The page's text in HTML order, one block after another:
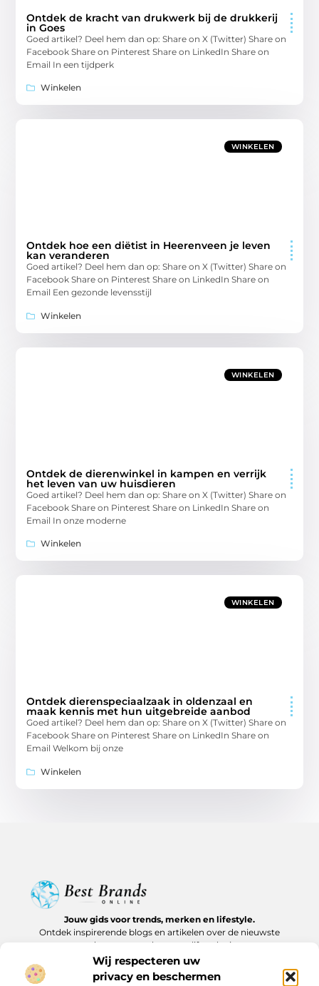
Wij respecteren uw
privacy en beschermen
Ontdek de kracht van drukwerk bij de drukkerij
in Goes
Goed artikel? Deel hem dan op: Share on X (Twitter) Share on
Facebook Share on Pinterest Share on LinkedIn Share on
Email In een tijdperk
Winkelen
WINKELEN
Ontdek hoe een diëtist in Heerenveen je leven
kan veranderen
Goed artikel? Deel hem dan op: Share on X (Twitter) Share on
Facebook Share on Pinterest Share on LinkedIn Share on
Email Een gezonde levensstijl
Winkelen
WINKELEN
Ontdek de dierenwinkel in kampen en verrijk
het leven van uw huisdieren
Goed artikel? Deel hem dan op: Share on X (Twitter) Share on
Facebook Share on Pinterest Share on LinkedIn Share on
Email In onze moderne
Winkelen
WINKELEN
Ontdek dierenspeciaalzaak in oldenzaal en
maak kennis met hun uitgebreide aanbod
Goed artikel? Deel hem dan op: Share on X (Twitter) Share on
Facebook Share on Pinterest Share on LinkedIn Share on
Email Welkom bij onze
Winkelen
Jouw gids voor trends, merken en lifestyle.
Ontdek inspirerende blogs en artikelen over de nieuwste
producten, must-haves en lifestyle tips.
Bericht categorie